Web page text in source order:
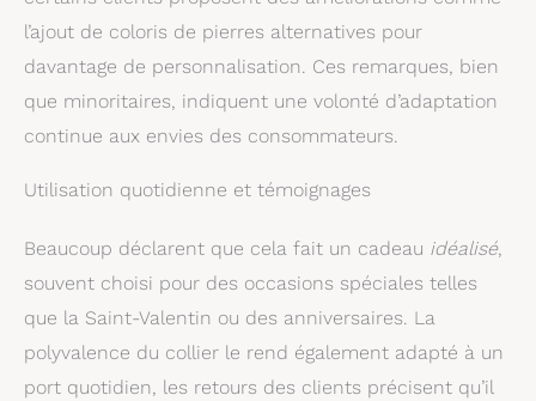
Nous Vous Répondrons
Dans Les 24 Heures.
Satisfaction Nous Tient
Beaucoup À Cœur. Si
Vous Avez Des Questions,
Veuillez Nous Contacter.
Les 24 Heures.
l’ajout de coloris de pierres alternatives pour
davantage de personnalisation. Ces remarques, bien
que minoritaires, indiquent une volonté d’adaptation
continue aux envies des consommateurs.
Utilisation quotidienne et témoignages
Beaucoup déclarent que cela fait un cadeau idéalisé,
souvent choisi pour des occasions spéciales telles
que la Saint-Valentin ou des anniversaires. La
polyvalence du collier le rend également adapté à un
port quotidien, les retours des clients précisent qu’il